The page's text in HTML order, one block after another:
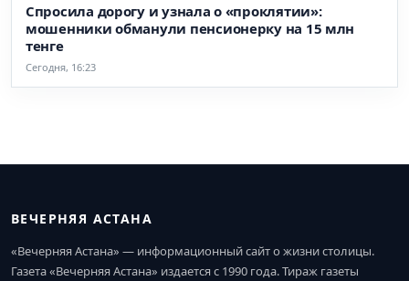
Спросила дорогу и узнала о «проклятии»:
мошенники обманули пенсионерку на 15 млн
тенге
Сегодня, 16:23
ВЕЧЕРНЯЯ АСТАНА
«Вечерняя Астана» — информационный сайт о жизни столицы.
Газета «Вечерняя Астана» издается с 1990 года. Тираж газеты